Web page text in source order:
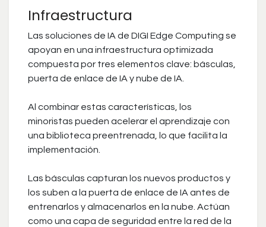
Infraestructura
Las soluciones de IA de DIGI Edge Computing se
apoyan en una infraestructura optimizada
compuesta por tres elementos clave: básculas,
puerta de enlace de IA y nube de IA.
Al combinar estas características, los
minoristas pueden acelerar el aprendizaje con
una biblioteca preentrenada, lo que facilita la
implementación.
Las básculas capturan los nuevos productos y
los suben a la puerta de enlace de IA antes de
entrenarlos y almacenarlos en la nube. Actúan
como una capa de seguridad entre la red de la